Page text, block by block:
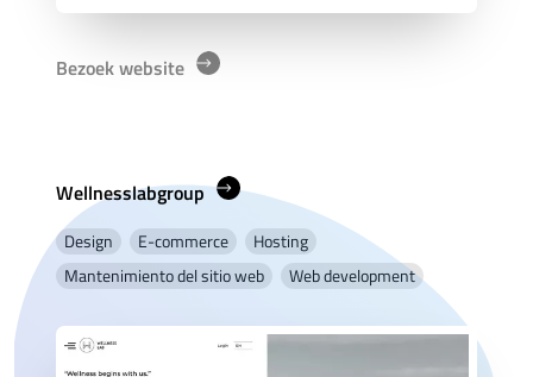
Bezoek website
Wellnesslabgroup
Design E-commerce
Hosting
Mantenimiento del sitio web
Web development